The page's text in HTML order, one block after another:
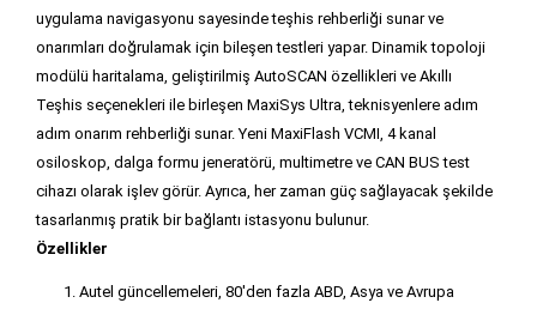
uygulama navigasyonu sayesinde teşhis rehberliği sunar ve
onarımları doğrulamak için bileşen testleri yapar. Dinamik topoloji
modülü haritalama, geliştirilmiş AutoSCAN özellikleri ve Akıllı
Teşhis seçenekleri ile birleşen MaxiSys Ultra, teknisyenlere adım
adım onarım rehberliği sunar. Yeni MaxiFlash VCMI, 4 kanal
osiloskop, dalga formu jeneratörü, multimetre ve CAN BUS test
cihazı olarak işlev görür. Ayrıca, her zaman güç sağlayacak şekilde
tasarlanmış pratik bir bağlantı istasyonu bulunur.
Özellikler
Autel güncellemeleri, 80'den fazla ABD, Asya ve Avrupa